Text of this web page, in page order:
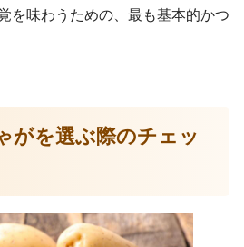
を味わうための、最も基本的かつ
がを選ぶ際のチェッ